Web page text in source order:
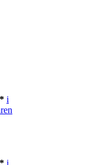
i
i